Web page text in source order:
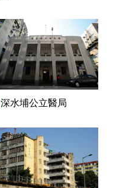
深水埔公立醫局